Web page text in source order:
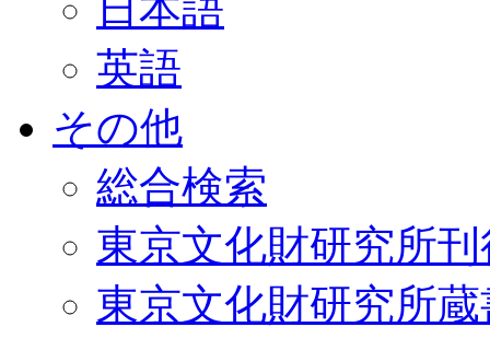
英語
その他
総合検索
東京文化財研究所
東京文化財研究所